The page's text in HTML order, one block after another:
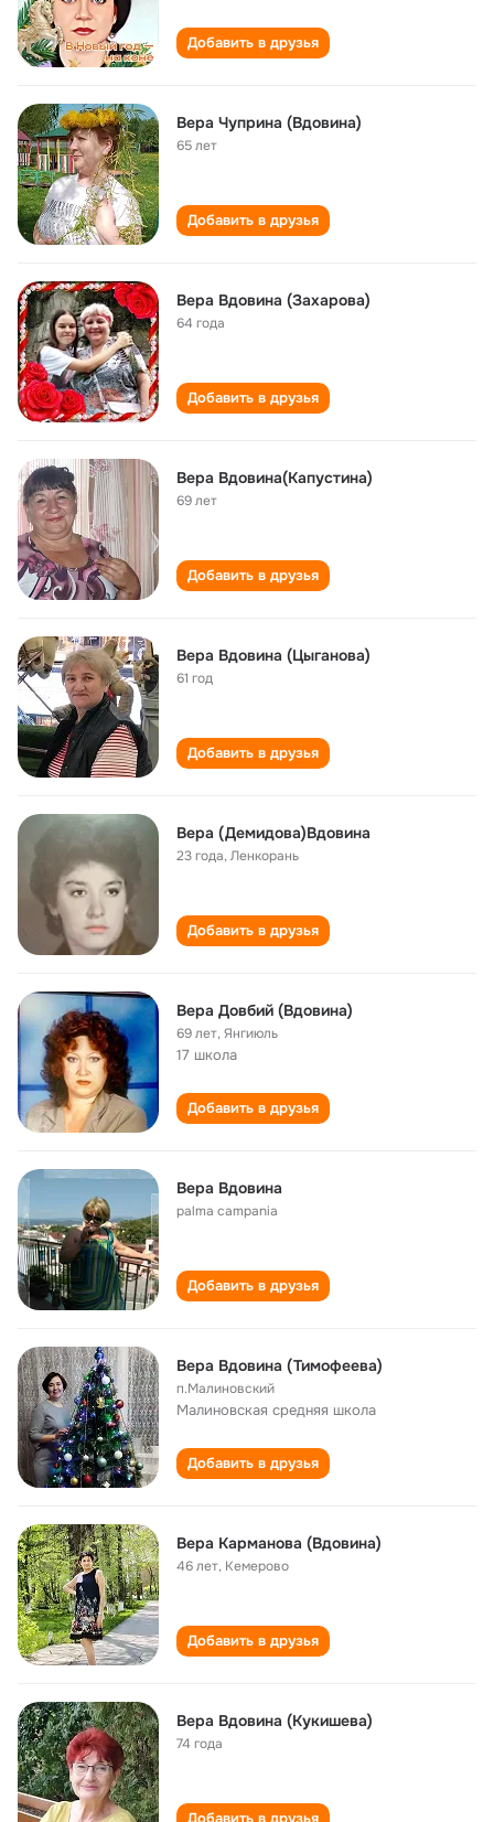
Добавить в друзья
Вера Чуприна (Вдовина)
65 лет
Добавить в друзья
Вера Вдовина (Захарова)
64 года
Добавить в друзья
Вера Вдовина(Капустина)
69 лет
Добавить в друзья
Вера Вдовина (Цыганова)
61 год
Добавить в друзья
Вера (Демидова)Вдовина
23 года,Ленкорань
Добавить в друзья
Вера Довбий (Вдовина)
69 лет,Янгиюль
17 школа
Добавить в друзья
Вера Вдовина
palma campania
Добавить в друзья
Вера Вдовина (Тимофеева)
п.Малиновский
Малиновская cредняя школа
Добавить в друзья
Вера Карманова (Вдовина)
46 лет, Кемерово
Добавить в друзья
Вера Вдовина (Кукишева)
74 года
Добавить в друзья